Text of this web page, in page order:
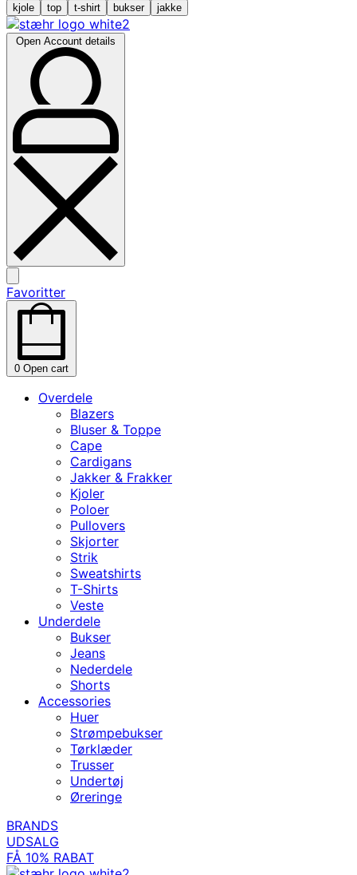
kjole top t-shirt bukser jakke
Open Account details
Favoritter
0 Open cart
Overdele
Blazers
Bluser & Toppe
Cape
Cardigans
Jakker & Frakker
Kjoler
Poloer
Pullovers
Skjorter
Strik
Sweatshirts
T-Shirts
Veste
Underdele
Bukser
Jeans
Nederdele
Shorts
Accessories
Huer
Strømpebukser
Tørklæder
Trusser
Undertøj
Øreringe
BRANDS
UDSALG
FÅ 10% RABAT